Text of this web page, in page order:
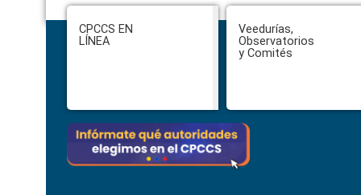
Footer
CPCCS EN
LÍNEA
Veedurías,
Observatorios
y Comités